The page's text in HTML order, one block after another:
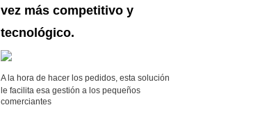
vez más competitivo y
tecnológico.
A la hora de hacer los pedidos, esta solución
le facilita esa gestión a los pequeños
comerciantes